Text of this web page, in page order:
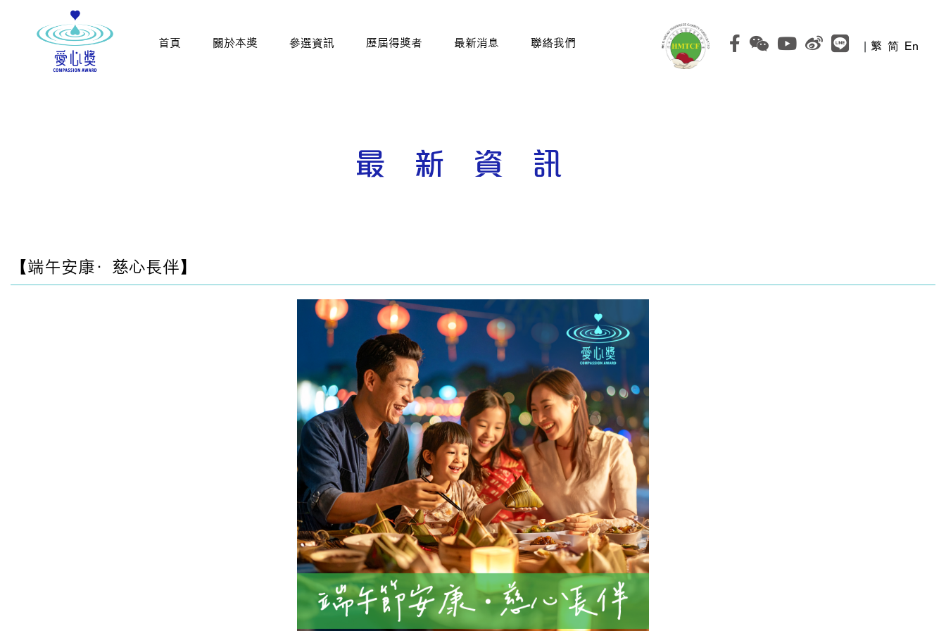
首頁 關於本獎 參選資訊 歷屆得獎者 最新消息 聯絡我們 繁 简 En
最新資訊
【端午安康·慈心長伴】